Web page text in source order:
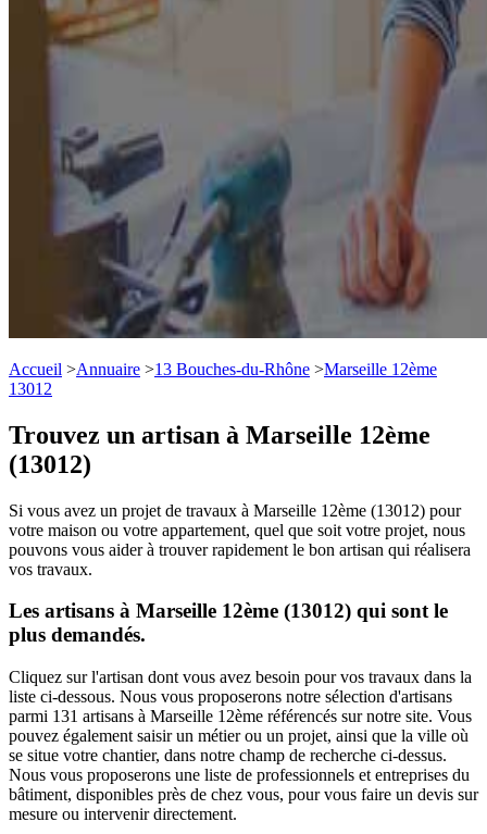
Accueil >Annuaire >13 Bouches-du-Rhône >Marseille 12ème
13012
Trouvez un artisan à Marseille 12ème
(13012)
Si vous avez un projet de travaux à Marseille 12ème (13012) pour
votre maison ou votre appartement, quel que soit votre projet, nous
pouvons vous aider à trouver rapidement le bon artisan qui réalisera
vos travaux.
Les artisans à Marseille 12ème (13012) qui sont le
plus demandés.
Cliquez sur l'artisan dont vous avez besoin pour vos travaux dans la
liste ci-dessous. Nous vous proposerons notre sélection d'artisans
parmi 131 artisans à Marseille 12ème référencés sur notre site. Vous
pouvez également saisir un métier ou un projet, ainsi que la ville où
se situe votre chantier, dans notre champ de recherche ci-dessus.
Nous vous proposerons une liste de professionnels et entreprises du
bâtiment, disponibles près de chez vous, pour vous faire un devis sur
mesure ou intervenir directement.